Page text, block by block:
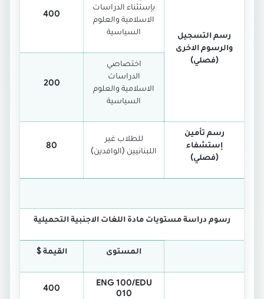
رسم التسجيل
والرسوم الاخرى
(فصلي)
بإستثناء الدراسات
الاسلامية والعلوم
السياسية
400
اختصاصي
الدراسات
الاسلامية والعلوم
السياسية
200
رسم تأمين
إستشفاء
(فصلي)
للطلاب غير
اللبنانيين (الوافدين)
80
رسوم دراسة مستويات مادة اللغات الاجنبية التحميلية
المستوى القيمة $
ENG 100/EDU
010
400